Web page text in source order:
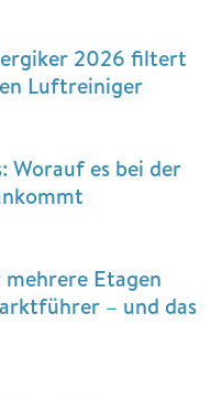
2026 filtert
Luftreiniger
Worauf es bei der
Etagen
– und das